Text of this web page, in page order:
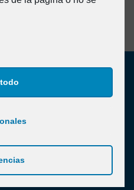
de Privacidad
(UE)